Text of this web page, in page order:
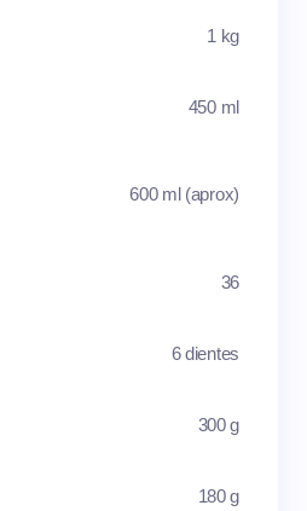
1 kg
450 ml
600 ml (aprox)
36
6 dientes
300 g
180 g